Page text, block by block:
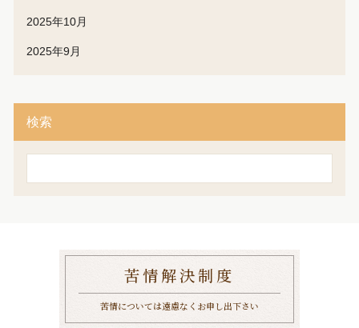
2025年10月
2025年9月
検索
苦情解決制度
苦情については遠慮なくお申し出下さい